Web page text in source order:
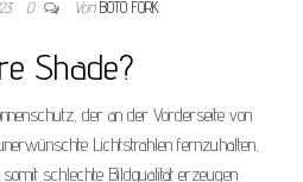
0 Von BOTO FORK
Shade?
der an der Vorderseite von
Lichtstrahlen fernzuhalten,
schlechte Bildqualität erzeugen